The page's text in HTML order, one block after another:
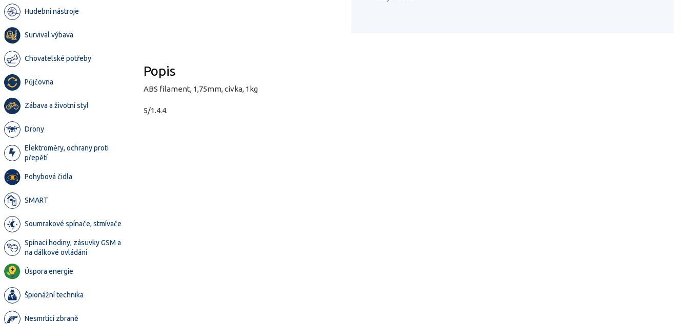
Hudební nástroje
Survival výbava
Chovatelské potřeby
Půjčovna
Zábava a životní styl
Drony
Elektroměry, ochrany proti
přepětí
Pohybová čidla
SMART
Soumrakové spínače, stmívače
Spínací hodiny, zásuvky GSM a
na dálkové ovládání
Úspora energie
Špionážní technika
Nesmrtící zbraně
Popis
ABS filament, 1,75mm, cívka, 1kg
5/1.4.4.